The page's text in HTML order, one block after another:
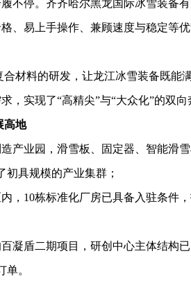
不停。齐齐哈尔黑龙国际冰雪装备
、易上手操作、兼顾速度与稳定等
材料的研发，让龙江冰雪装备既能
，实现了“高精尖”与“大众化”的双向
高地
产业园，滑雪板、固定器、智能滑
具规模的产业集群；
，10栋标准化厂房已具备入驻条件
凝盾二期项目，研创中心主体结构
。